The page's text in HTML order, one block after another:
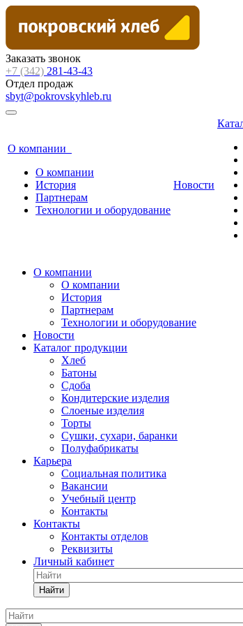
Заказать звонок
+7 (342) 281-43-43
Отдел продаж
sbyt@pokrovskyhleb.ru
О компании
О компании
История
Партнерам
Технологии и оборудование
Новости
О компании
О компании
История
Партнерам
Технологии и оборудование
Новости
Каталог продукции
Хлеб
Батоны
Сдоба
Кондитерские изделия
Слоеные изделия
Торты
Сушки, сухари, баранки
Полуфабрикаты
Карьера
Социальная политика
Вакансии
Учебный центр
Контакты
Контакты
Контакты отделов
Реквизиты
Личный кабинет
Найти